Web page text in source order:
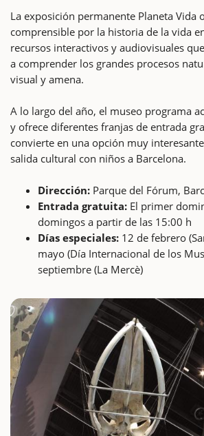
La exposición permanente Planeta Vida
comprensible por la historia de la vida
recursos interactivos y audiovisuales
a comprender los grandes procesos
visual y amena.
A lo largo del año, el museo programa
y ofrece diferentes franjas de entrada
convierte en una opción muy
salida cultural con niños a Barcelona.
Dirección: Parque del Fórum,
Entrada gratuita: El primer
domingos a partir de las 15:00 h
Días especiales: 12 de febrero
mayo (Día Internacional de los
septiembre (La Mercè)